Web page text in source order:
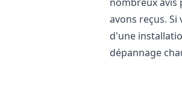
avons reçus. Si
d'une
dépannage